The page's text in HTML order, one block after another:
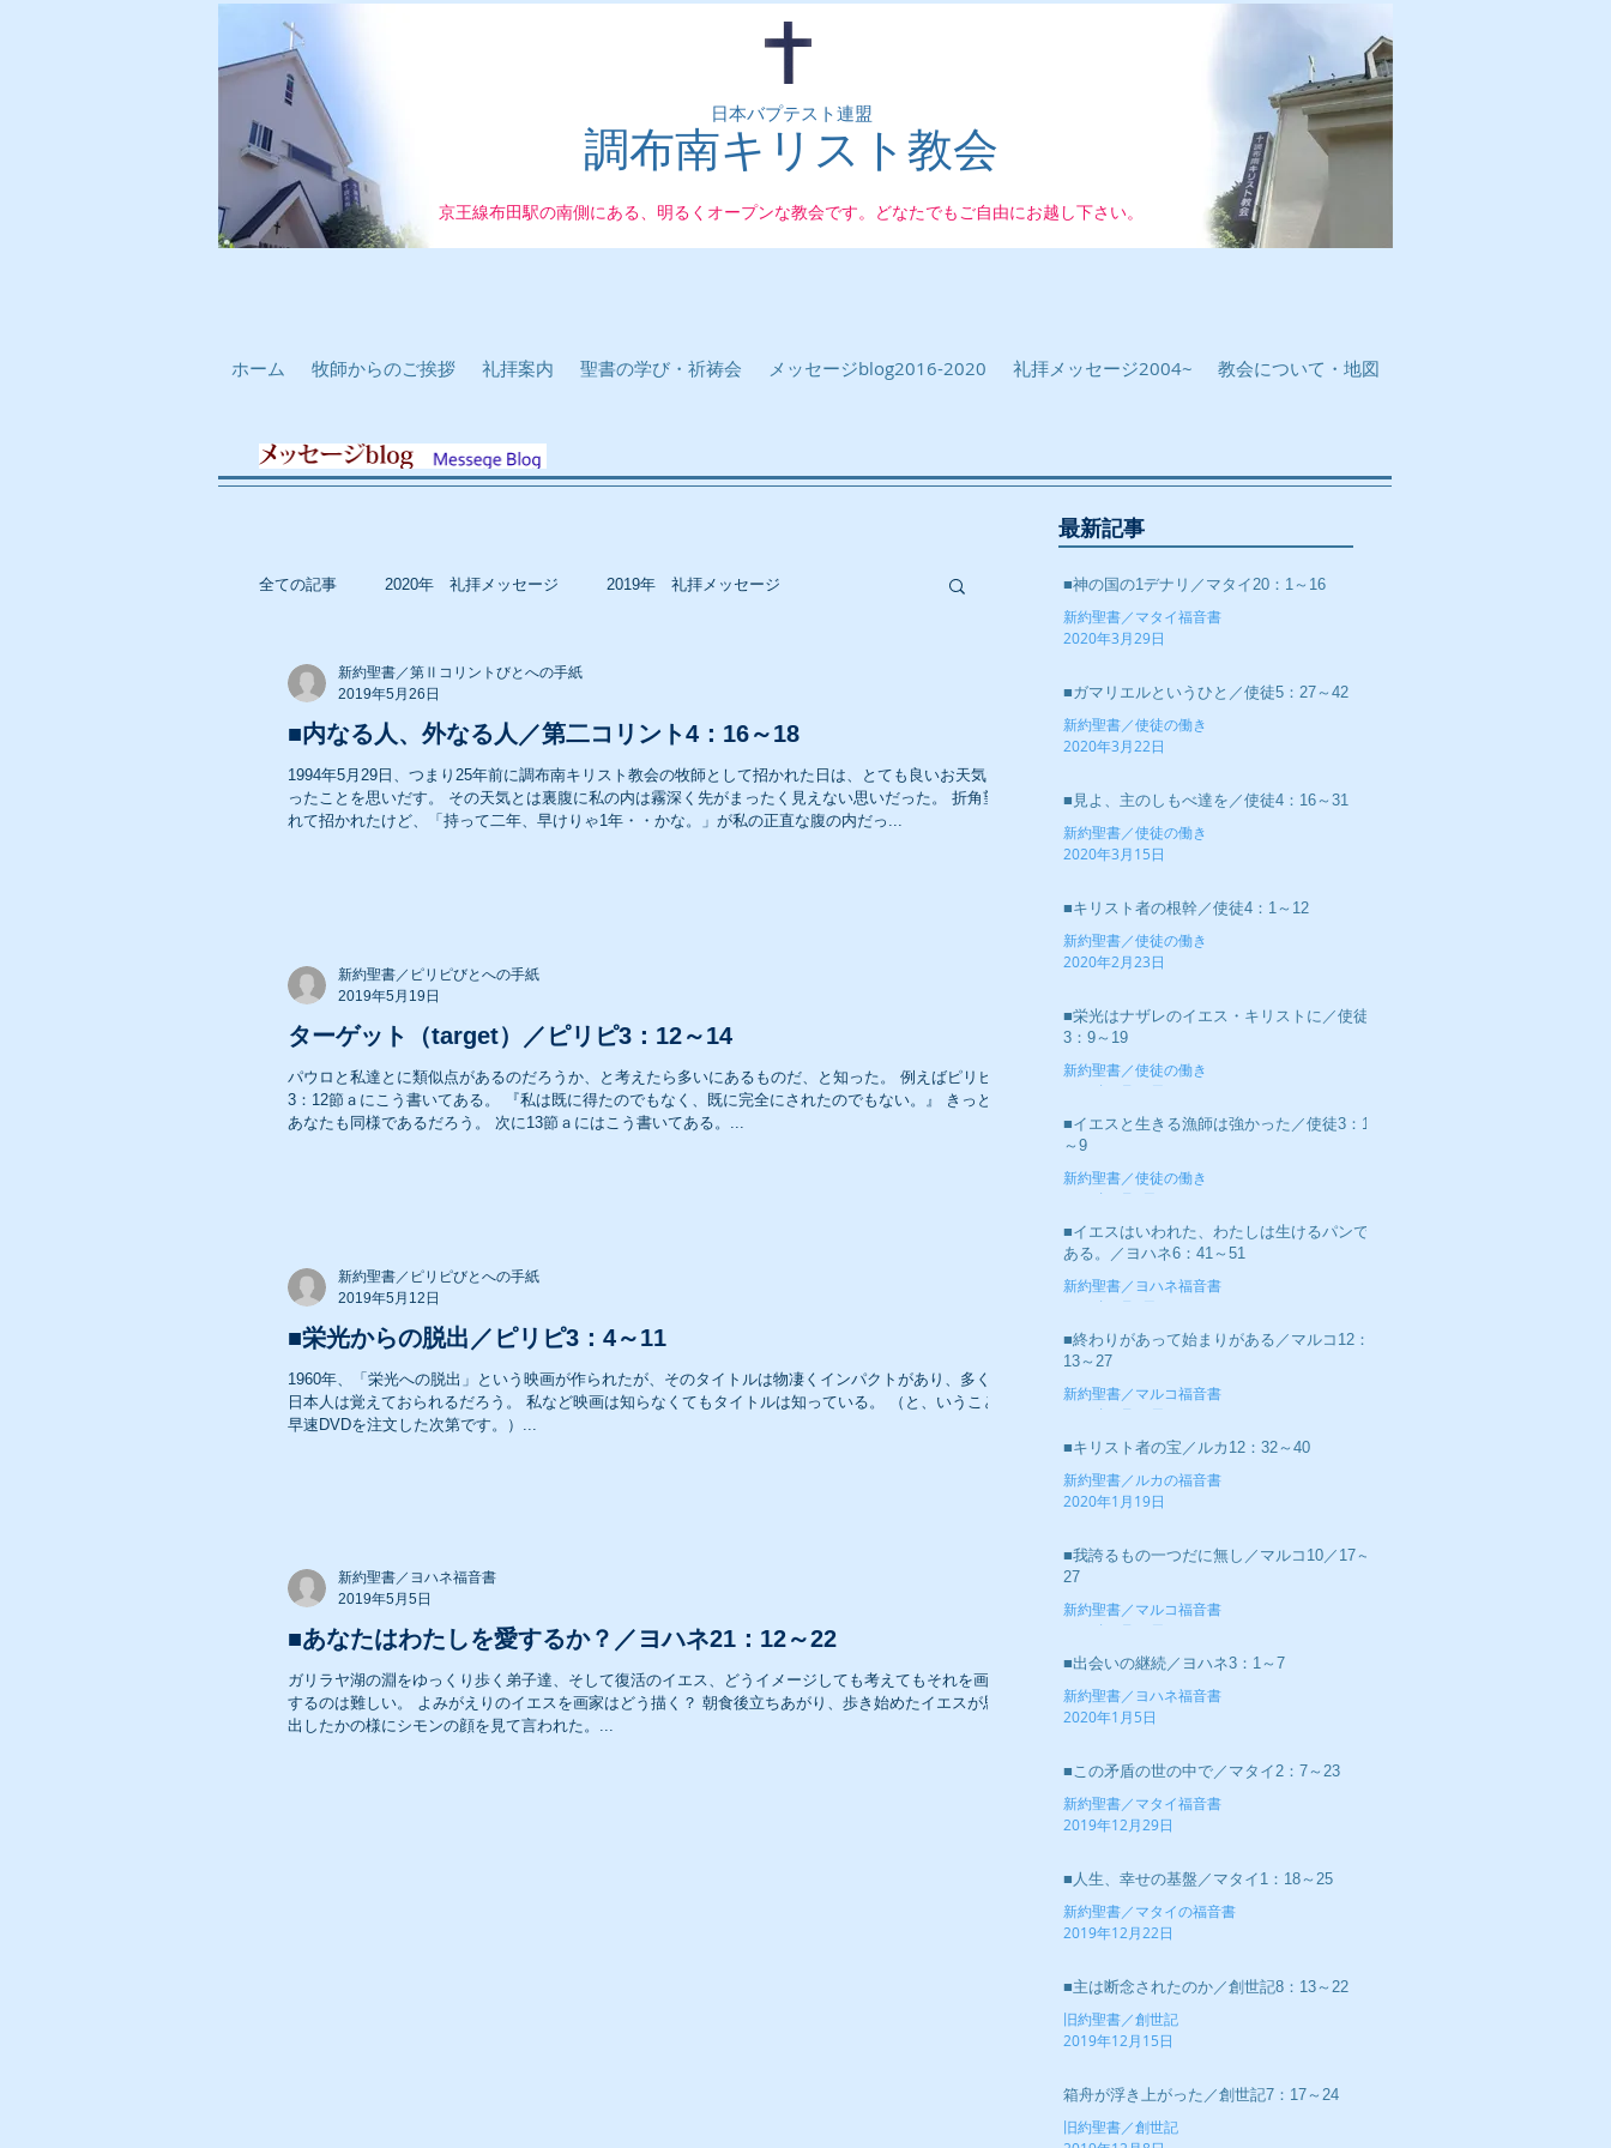
京王線布田駅の南側にある、明るくオープンな教会です。どなたでもご自由にお越し下さい。
日本バプテスト連盟
調布南キリスト教会
ホーム 牧師からのご挨拶 礼拝案内 聖書の学び・祈祷会 メッセージblog2016-2020 礼拝メッセージ2004~ 教会について・地図
全ての記事 2020年 礼拝メッセージ 2019年 礼拝メッセージ
2018年 礼拝メッセージ 2017年 礼拝メッセージ
2016年 礼拝メッセージ 2015年 礼拝メッセージ
2012年 礼拝メッセージ 2011年 礼拝メッセージ
2004年 礼拝メッセージ
■内なる人、外なる人／第二コリント4：16～18
1994年5月29日、つまり25年前に調布南キリスト教会の牧師として招かれた日は、とても良いお天気だ
ったことを思いだす。 その天気とは裏腹に私の内は霧深く先がまったく見えない思いだった。 折角望ま
れて招かれたけど、「持って二年、早けりゃ1年・・かな。」が私の正直な腹の内だっ...
新約聖書／第Ⅱコリントびとへの手紙
2019年5月26日
ターゲット（target）／ピリピ3：12～14
パウロと私達とに類似点があるのだろうか、と考えたら多いにあるものだ、と知った。 例えばピリピ
3：12節ａにこう書いてある。 『私は既に得たのでもなく、既に完全にされたのでもない。』 きっと、
あなたも同様であるだろう。 次に13節ａにはこう書いてある。...
新約聖書／ピリピびとへの手紙
2019年5月19日
■栄光からの脱出／ピリピ3：4～11
1960年、「栄光への脱出」という映画が作られたが、そのタイトルは物凄くインパクトがあり、多くの
日本人は覚えておられるだろう。 私など映画は知らなくてもタイトルは知っている。 （と、いうことで
早速DVDを注文した次第です。）...
新約聖書／ピリピびとへの手紙
2019年5月12日
■あなたはわたしを愛するか？／ヨハネ21：12～22
ガリラヤ湖の淵をゆっくり歩く弟子達、そして復活のイエス、どうイメージしても考えてもそれを画に
するのは難しい。 よみがえりのイエスを画家はどう描く？ 朝食後立ちあがり、歩き始めたイエスが思い
出したかの様にシモンの顔を見て言われた。...
新約聖書／ヨハネ福音書
2019年5月5日
最新記事
■神の国の1デナリ／マタイ20：1～16
新約聖書／マタイ福音書
2020年3月29日
■ガマリエルというひと／使徒5：27～42
新約聖書／使徒の働き
2020年3月22日
■見よ、主のしもべ達を／使徒4：16～31
新約聖書／使徒の働き
2020年3月15日
■キリスト者の根幹／使徒4：1～12
新約聖書／使徒の働き
2020年2月23日
■栄光はナザレのイエス・キリストに／使徒
3：9～19
新約聖書／使徒の働き
2020年2月16日
■イエスと生きる漁師は強かった／使徒3：1
～9
新約聖書／使徒の働き
2020年2月9日
■イエスはいわれた、わたしは生けるパンで
ある。／ヨハネ6：41～51
新約聖書／ヨハネ福音書
2020年2月2日
■終わりがあって始まりがある／マルコ12：
13～27
新約聖書／マルコ福音書
2020年1月26日
■キリスト者の宝／ルカ12：32～40
新約聖書／ルカの福音書
2020年1月19日
■我誇るもの一つだに無し／マルコ10／17～
27
新約聖書／マルコ福音書
2020年1月12日
■出会いの継続／ヨハネ3：1～7
新約聖書／ヨハネ福音書
2020年1月5日
■この矛盾の世の中で／マタイ2：7～23
新約聖書／マタイ福音書
2019年12月29日
■人生、幸せの基盤／マタイ1：18～25
新約聖書／マタイの福音書
2019年12月22日
■主は断念されたのか／創世記8：13～22
旧約聖書／創世記
2019年12月15日
箱舟が浮き上がった／創世記7：17～24
旧約聖書／創世記